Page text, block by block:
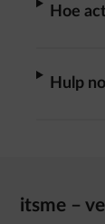
Hoe
Hulp
itsme –